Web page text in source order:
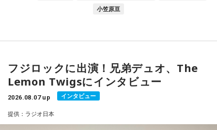
小笠原亘
フジロックに出演！兄弟デュオ、The
Lemon Twigsにインタビュー
2026.08.07 up インタビュー
提供：ラジオ日本